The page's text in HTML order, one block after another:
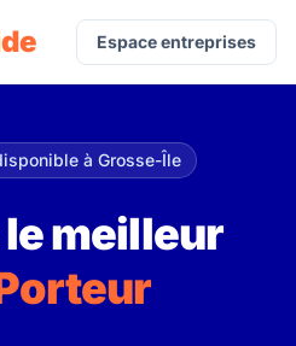
Espace entreprises
à Grosse-Île
meilleur